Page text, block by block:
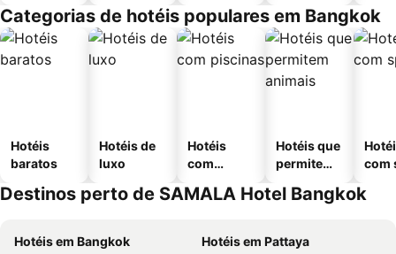
Categorias de hotéis populares em Bangkok
Hotéis
baratos
Hotéis de
luxo
Hotéis
com
Hotéis que
permitem
com
Destinos perto de SAMALA Hotel Bangkok
Hotéis em Bangkok
Hotéis em Pattaya